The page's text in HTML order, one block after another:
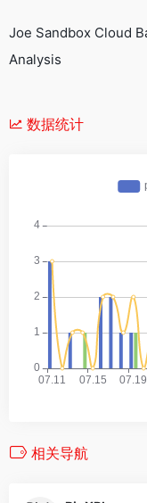
Joe Sandbox Cloud
Analysis
数据统计
相关导航